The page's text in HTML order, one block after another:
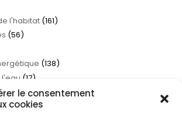
le consentement
cookies
l'habitat(161)
(56)
(138)
(17)